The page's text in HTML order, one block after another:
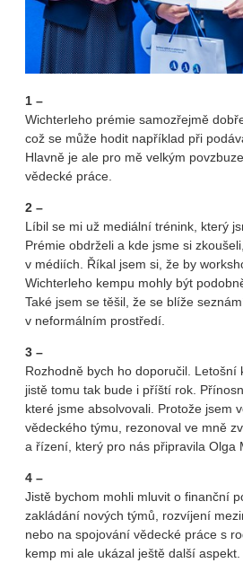
1 –
Wichterleho prémie samozřejmě
což se může hodit například při
Hlavně je ale pro mě velkým
vědecké práce.
2 –
Líbil se mi už mediální trénink, který
Prémie obdrželi a kde jsme si
v médiích. Říkal jsem si, že by
Wichterleho kempu mohly být
Také jsem se těšil, že se blíže
v neformálním prostředí.
3 –
Rozhodně bych ho doporučil. Letošní
jistě tomu tak bude i příští rok.
které jsme absolvovali. Protože jsem
vědeckého týmu, rezonoval ve mně
a řízení, který pro nás připravila Olga
4 –
Jistě bychom mohli mluvit o finanční
zakládání nových týmů, rozvíjení
nebo na spojování vědecké práce s
kemp mi ale ukázal ještě další